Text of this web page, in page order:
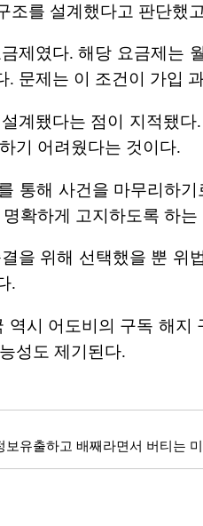
조를 설계했다고 판단했
금제였다. 해당 요금제
. 문제는 이 조건이 가입
계됐다는 점이 지적됐
기 어려웠다는 것이다.
통해 사건을 마무리하
확하게 고지하도록 하는
을 위해 선택했을 뿐 위
.
시 어도비의 구독 해
성도 제기된다.
유출하고 배째라면서 버티는